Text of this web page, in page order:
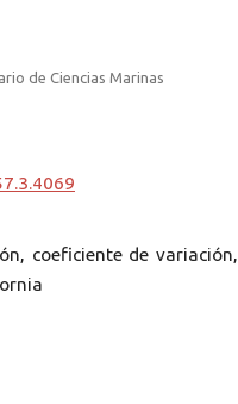
de Ciencias Marinas
coeficiente de variación,